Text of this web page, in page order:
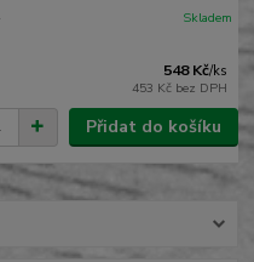
548 Kč/ks
453 Kč bez DPH
Skladem
Přidat do košíku